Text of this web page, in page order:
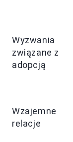
Wyzwania
związane z
adopcją
Wzajemne
relacje